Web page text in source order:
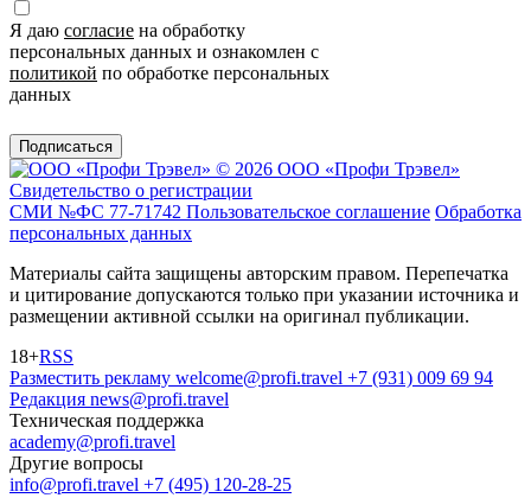
Я даю согласие на обработку
персональных данных и ознакомлен с
политикой по обработке персональных
данных
Подписаться
© 2026 ООО «Профи Трэвeл»
Свидетельство о регистрации
СМИ №ФС 77-71742 Пользовательское соглашение Обработка
персональных данных
Материалы сайта защищены авторским правом. Перепечатка
и цитирование допускаются только при указании источника и
размещении активной ссылки на оригинал публикации.
18+RSS
Разместить рекламу welcome@profi.travel +7 (931) 009 69 94
Редакция news@profi.travel
Техническая поддержка
academy@profi.travel
Другие вопросы
info@profi.travel +7 (495) 120-28-25